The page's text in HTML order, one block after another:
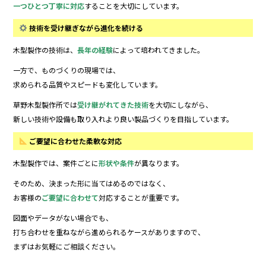
一つひとつ丁寧に対応することを大切にしています。
技術を受け継ぎながら進化を続ける
木型製作の技術は、長年の経験によって培われてきました。
一方で、ものづくりの現場では、
求められる品質やスピードも変化しています。
草野木型製作所では受け継がれてきた技術を大切にしながら、
新しい技術や設備も取り入れより良い製品づくりを目指しています。
ご要望に合わせた柔軟な対応
木型製作では、案件ごとに形状や条件が異なります。
そのため、決まった形に当てはめるのではなく、
お客様のご要望に合わせて対応することが重要です。
図面やデータがない場合でも、
打ち合わせを重ねながら進められるケースがありますので、
まずはお気軽にご相談ください。